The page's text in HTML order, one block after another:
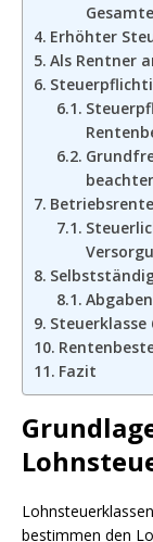
Erhöhter
Als Rentner
Fazit
bestimmen den